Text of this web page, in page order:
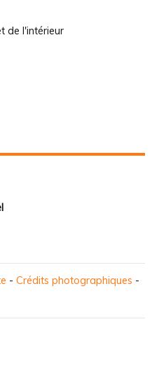
de l'intérieur
- Crédits photographiques -